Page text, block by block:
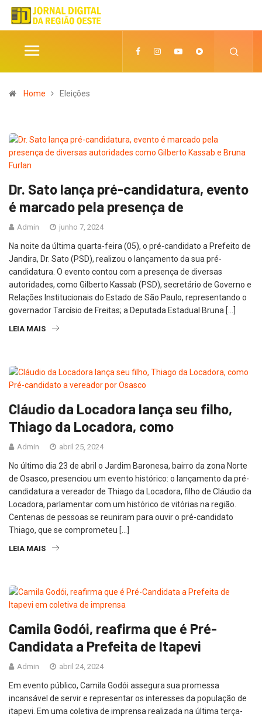
Home Eleições
Dr. Sato lança pré-candidatura, evento
é marcado pela presença de
Admin junho 7, 2024
Na noite da última quarta-feira (05), o pré-candidato a Prefeito de
Jandira, Dr. Sato (PSD), realizou o lançamento da sua pré-
candidatura. O evento contou com a presença de diversas
autoridades, como Gilberto Kassab (PSD), secretário de Governo e
Relações Institucionais do Estado de São Paulo, representando o
governador Tarcísio de Freitas; a Deputada Estadual Bruna […]
LEIA MAIS
Cláudio da Locadora lança seu filho,
Thiago da Locadora, como
Admin abril 25, 2024
No último dia 23 de abril o Jardim Baronesa, bairro da zona Norte
de Osasco, presenciou um evento histórico: o lançamento da pré-
candidatura a vereador de Thiago da Locadora, filho de Cláudio da
Locadora, parlamentar com um histórico de vitórias na região.
Centenas de pessoas se reuniram para ouvir o pré-candidato
Thiago, que se comprometeu […]
LEIA MAIS
Camila Godói, reafirma que é Pré-
Candidata a Prefeita de Itapevi
Admin abril 24, 2024
Em evento público, Camila Godói assegura sua promessa
incansável de servir e representar os interesses da população de
itapevi. Em uma coletiva de imprensa realizada na última terça-